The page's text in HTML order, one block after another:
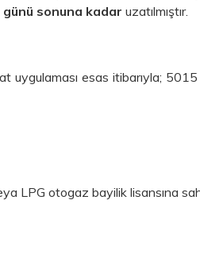
sonuna kadar uzatılmıştır.
esas itibarıyla; 5015
LPG otogaz bayilik lisansına